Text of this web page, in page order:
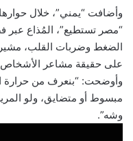
وأضافت “يمني”، خلال
الضغط وضربات القلب،
على حقيقة مشاعر
وأوضحت: “بنعرف من حرارة
مبسوط أو متضايق، ولو
وشه”.